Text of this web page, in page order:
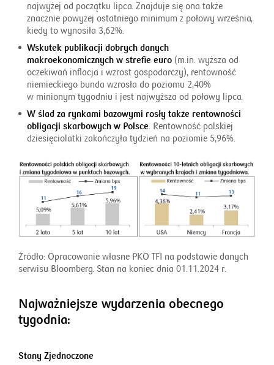
najwyżej od początku lipca. Znajduje się ona także
znacznie powyżej ostatniego minimum z połowy września,
kiedy to wynosiła 3,62%.
Wskutek publikacji dobrych danych
makroekonomicznych w strefie euro (m.in. wyższa od
oczekiwań inflacja i wzrost gospodarczy), rentowność
niemieckiego bunda wzrosła do poziomu 2,40%
w minionym tygodniu i jest najwyższa od połowy lipca.
W ślad za rynkami bazowymi rosły także rentowności
obligacji skarbowych w Polsce. Rentowność polskiej
dziesięciolatki zakończyła tydzień na poziomie 5,96%.
Źródło: Opracowanie własne PKO TFI na podstawie danych
serwisu Bloomberg. Stan na koniec dnia 01.11.2024 r.
Najważniejsze wydarzenia obecnego
tygodnia:
Stany Zjednoczone